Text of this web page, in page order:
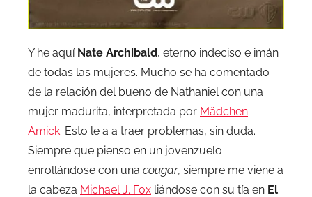
Y he aquí Nate Archibald, eterno indeciso e imán
de todas las mujeres. Mucho se ha comentado
de la relación del bueno de Nathaniel con una
mujer madurita, interpretada por Mädchen
Amick. Esto le a a traer problemas, sin duda.
Siempre que pienso en un jovenzuelo
enrollándose con una cougar, siempre me viene a
la cabeza Michael J. Fox liándose con su tía en El